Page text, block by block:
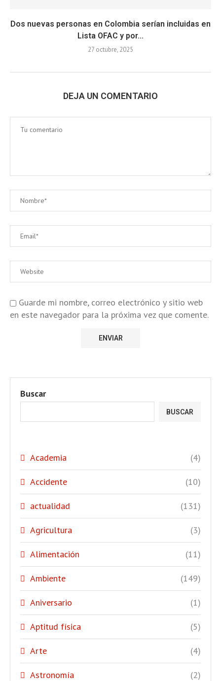
Dos nuevas personas en Colombia serían incluidas en
Lista OFAC y por...
27 octubre, 2025
DEJA UN COMENTARIO
Guarde mi nombre, correo electrónico y sitio web
en este navegador para la próxima vez que comente.
Buscar
BUSCAR
Academia (4)
Accidente (10)
actualidad (131)
Agricultura (3)
Alimentación (11)
Ambiente (149)
Aniversario (1)
Aptitud física (5)
Arte (4)
Astronomía (2)